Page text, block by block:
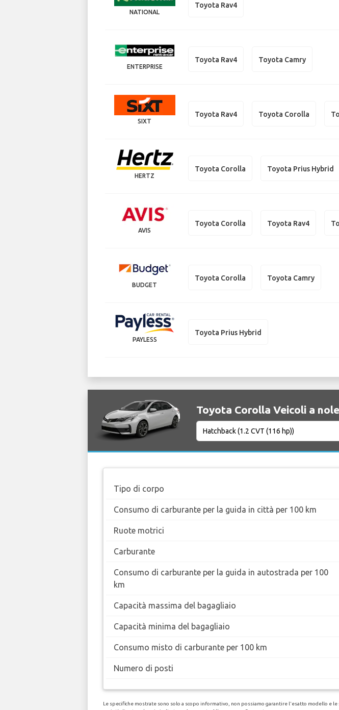
NATIONAL
Toyota Rav4
ENTERPRISE
Toyota Rav4 Toyota Camry
SIXT
Toyota Rav4 Toyota Corolla
HERTZ
Toyota Corolla Toyota Prius Hybrid
AVIS
Toyota Corolla Toyota Rav4
BUDGET
Toyota Corolla Toyota Camry
PAYLESS
Toyota Prius Hybrid
Toyota Corolla Veicoli a
Tipo di corpo
Consumo di carburante per la guida in città per 100 km
Ruote motrici
Carburante
Consumo di carburante per la guida in autostrada per 100
km
Capacità massima del bagagliaio
Capacità minima del bagagliaio
Consumo misto di carburante per 100 km
Numero di posti
Le specifiche mostrate sono solo a scopo informativo, non possiamo garantire l'esatto modello e